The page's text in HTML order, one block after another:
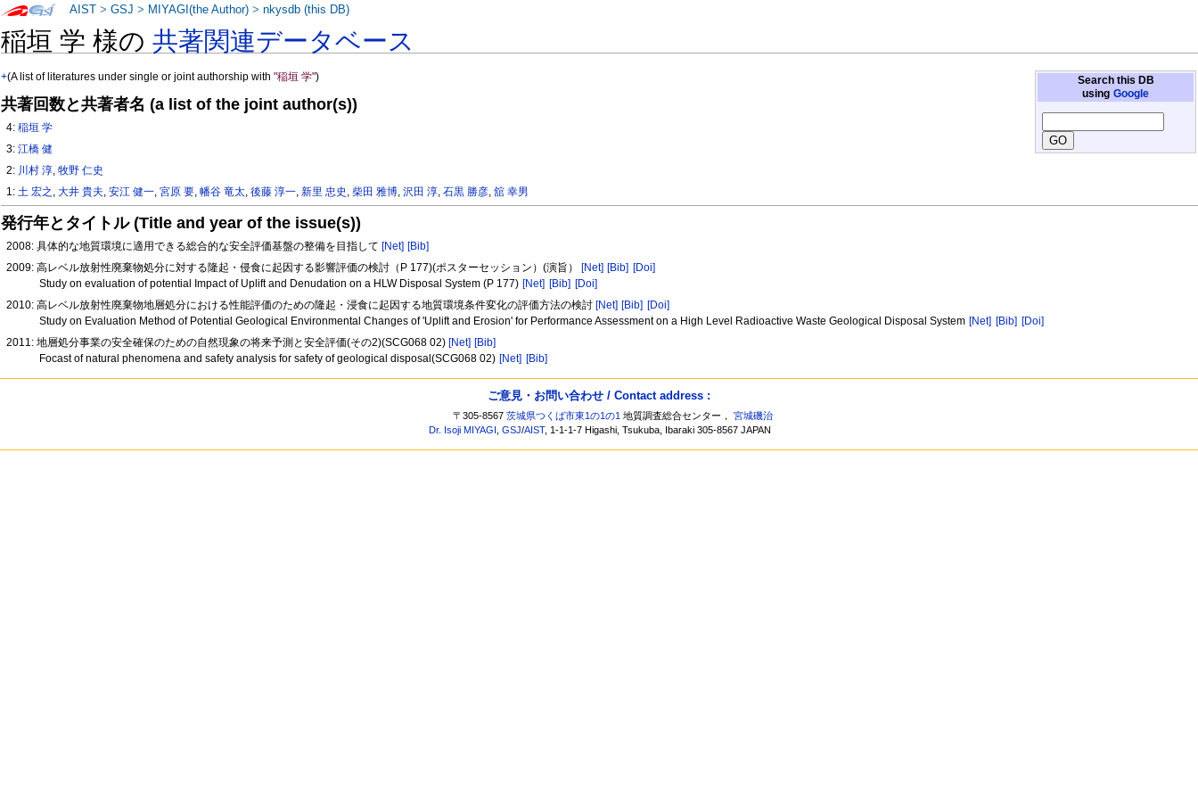
稲垣 学 様の共著関連データベース
Search this DB
using Google
+(A list of literatures under single or joint authorship with"稲垣 学")
共著回数と共著者名 (a list of the joint author(s))
4:稲垣 学
3:江橋 健
2: 川村 淳,牧野 仁史
1:土 宏之 ,大井 貴夫,安江 健一,宮原 要,幡谷 竜太,後藤 淳一,新里 忠史 ,柴田 雅博,沢田 淳,石黒 勝彦,舘 幸男
発行年とタイトル (Title and year of the issue(s))
2008: 具体的な地質環境に適用できる総合的な安全評価基盤の整備を目指して [Net] [Bib]
2009: 高レベル放射性廃棄物処分に対する隆起・侵食に起因する影響評価の検討（P 177)(ポスターセッション）(演旨） [Net] [Bib] [Doi]
Study on evaluation of potential Impact of Uplift and Denudation on a HLW Disposal System (P 177) [Net] [Bib] [Doi]
2010: 高レベル放射性廃棄物地層処分における性能評価のための隆起・浸食に起因する地質環境条件変化の評価方法の検討 [Net] [Bib] [Doi]
Study on Evaluation Method of Potential Geological Environmental Changes of 'Uplift and Erosion' for Performance Assessment on a High Level Radioactive Waste Geological Disposal System [Net] [Bib] [Doi]
2011: 地層処分事業の安全確保のための自然現象の将来予測と安全評価(その2)(SCG068 02) [Net] [Bib]
Focast of natural phenomena and safety analysis for safety of geological disposal(SCG068 02) [Net] [Bib]
AIST >GSJ > MIYAGI(the Author) >nkysdb (this DB)
ご意見・お問い合わせ / Contact address :
〒305-8567茨城県つくば市東1の1の1 地質調査総合センター，宮城磯治
Dr. Isoji MIYAGI
,GSJ/AIST, 1-1-1-7 Higashi, Tsukuba, Ibaraki 305-8567 JAPAN